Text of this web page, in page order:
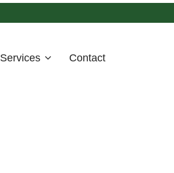
Services Contact